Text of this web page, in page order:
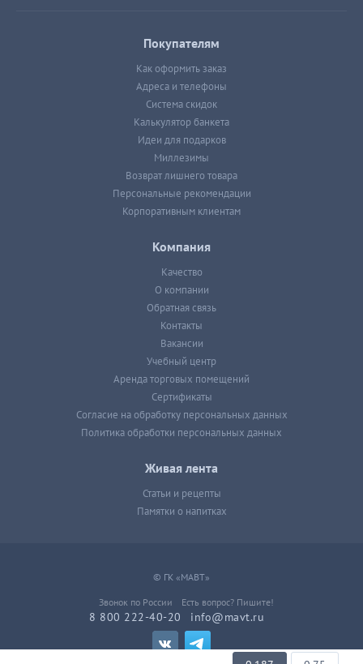
Покупателям
Как оформить заказ
Адреса и телефоны
Система скидок
Калькулятор банкета
Идеи для подарков
Миллезимы
Возврат лишнего товара
Персональные рекомендации
Корпоративным клиентам
Компания
Качество
О компании
Обратная связь
Контакты
Вакансии
Учебный центр
Аренда торговых помещений
Сертификаты
Согласие на обработку персональных данных
Политика обработки персональных данных
Живая лента
Статьи и рецепты
Памятки о напитках
© ГК «МАВТ»
Звонок по России
8 800 222-40-20
Есть вопрос? Пишите!
info@mavt.ru